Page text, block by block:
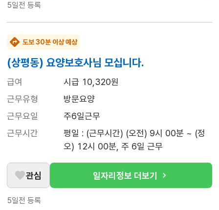
5일전 등록
도보 30분 이상 예상
(상평동) 요양보호사님 모십니다.
급여
시급 10,320원
근무유형
방문요양
근무요일
주6일근무
근무시간
평일 : (근무시간) (오전) 9시 00분 ~ (정
오) 12시 00분, 주 6일 근무
관심 일자리정보 더보기
5일전 등록